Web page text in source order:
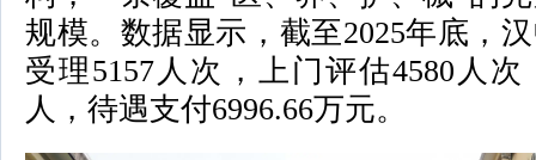
规模。数据显示，截至2025年底，
受理5157人次，上门评估4580人次
人，待遇支付6996.66万元。